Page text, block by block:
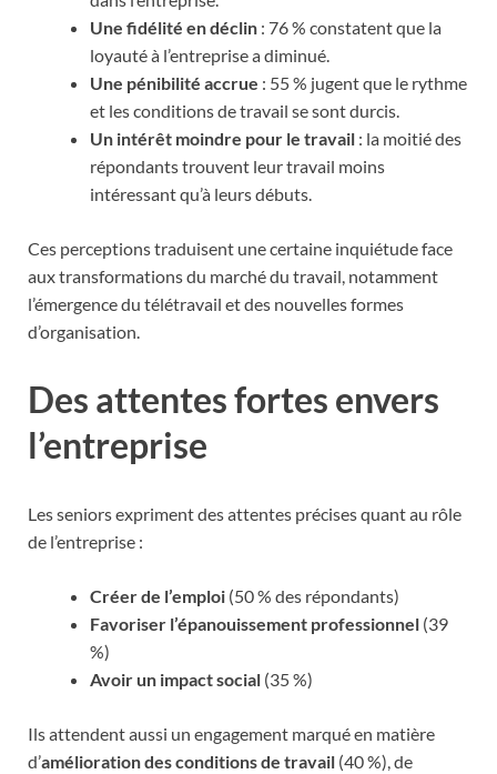
Une fidélité en déclin : 76 % constatent que la
loyauté à l’entreprise a diminué.
Une pénibilité accrue : 55 % jugent que le rythme
et les conditions de travail se sont durcis.
Un intérêt moindre pour le travail : la moitié des
répondants trouvent leur travail moins
intéressant qu’à leurs débuts.
Ces perceptions traduisent une certaine inquiétude face
aux transformations du marché du travail, notamment
l’émergence du télétravail et des nouvelles formes
d’organisation.
Des attentes fortes envers
l’entreprise
Les seniors expriment des attentes précises quant au rôle
de l’entreprise :
Créer de l’emploi (50 % des répondants)
Favoriser l’épanouissement professionnel (39
%)
Avoir un impact social (35 %)
Ils attendent aussi un engagement marqué en matière
d’amélioration des conditions de travail (40 %), de